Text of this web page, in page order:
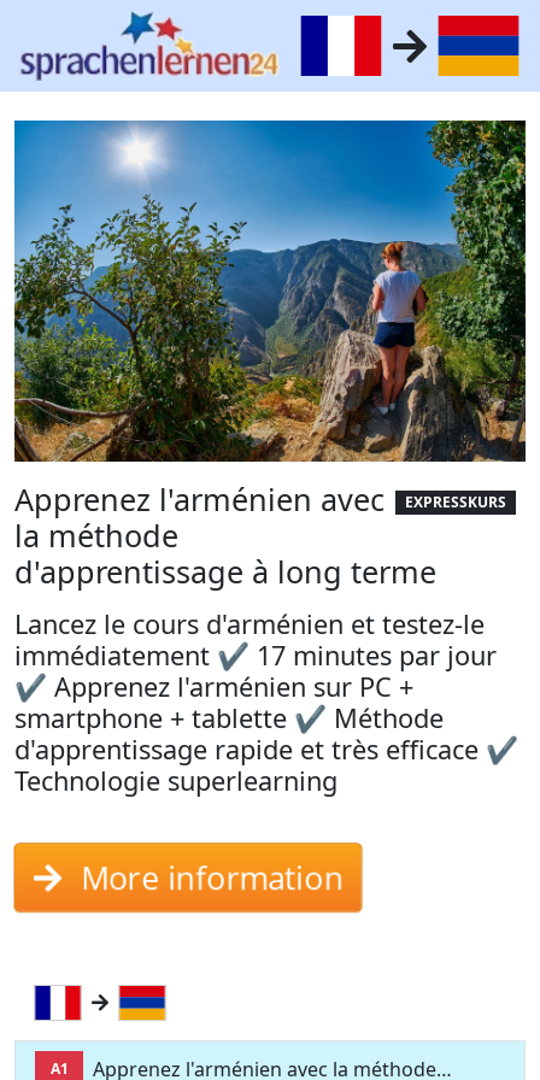
EXPRESSKURS
Apprenez l'arménien avec
la méthode
d'apprentissage à long terme
Lancez le cours d'arménien et testez-le
immédiatement ✔ 17 minutes par jour
✔ Apprenez l'arménien sur PC +
smartphone + tablette ✔ Méthode
d'apprentissage rapide et très efficace ✔
Technologie superlearning
More information
A1 Apprenez l'arménien avec la méthode…